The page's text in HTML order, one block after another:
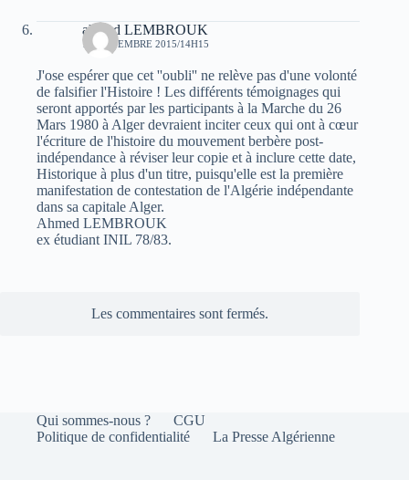
ahmed LEMBROUK
10 NOVEMBRE 2015/14H15
J'ose espérer que cet ''oubli'' ne relève pas d'une volonté
de falsifier l'Histoire ! Les différents témoignages qui
seront apportés par les participants à la Marche du 26
Mars 1980 à Alger devraient inciter ceux qui ont à cœur
l'écriture de l'histoire du mouvement berbère post-
indépendance à réviser leur copie et à inclure cette date,
Historique à plus d'un titre, puisqu'elle est la première
manifestation de contestation de l'Algérie indépendante
dans sa capitale Alger.
Ahmed LEMBROUK
ex étudiant INIL 78/83.
Les commentaires sont fermés.
Qui sommes-nous ?
CGU
Politique de confidentialité
La Presse Algérienne